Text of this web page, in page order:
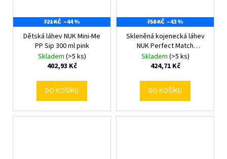
721 KČ –44 %
Dětská láhev NUK Mini-Me
PP Sip 300 ml pink
Skladem (>5 ks)
402,93 Kč
DO KOŠÍKU
758 KČ –43 %
Skleněná kojenecká láhev
NUK Perfect Match
Temperature Control 230
ml
Skladem (>5 ks)
424,71 Kč
DO KOŠÍKU